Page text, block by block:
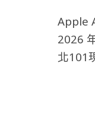
Apple
2026
北101